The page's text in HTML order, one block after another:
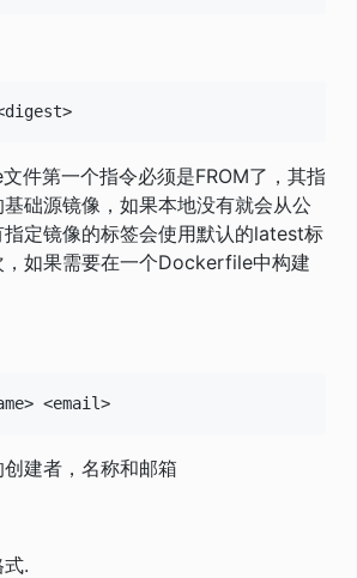
件第一个指令必须是FROM了，其指
础源镜像，如果本地没有就会从公
定镜像的标签会使用默认的latest标
，如果需要在一个Dockerfile中构建
建者，名称和邮箱
.